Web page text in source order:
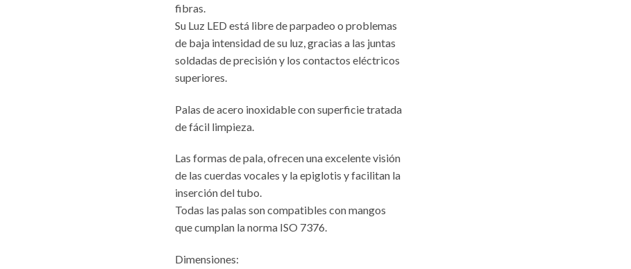
fibras.
Su Luz LED está libre de parpadeo o problemas
de baja intensidad de su luz, gracias a las juntas
soldadas de precisión y los contactos eléctricos
superiores.
Palas de acero inoxidable con superficie tratada
de fácil limpieza.
Las formas de pala, ofrecen una excelente visión
de las cuerdas vocales y la epiglotis y facilitan la
inserción del tubo.
Todas las palas son compatibles con mangos
que cumplan la norma ISO 7376.
Dimensiones: